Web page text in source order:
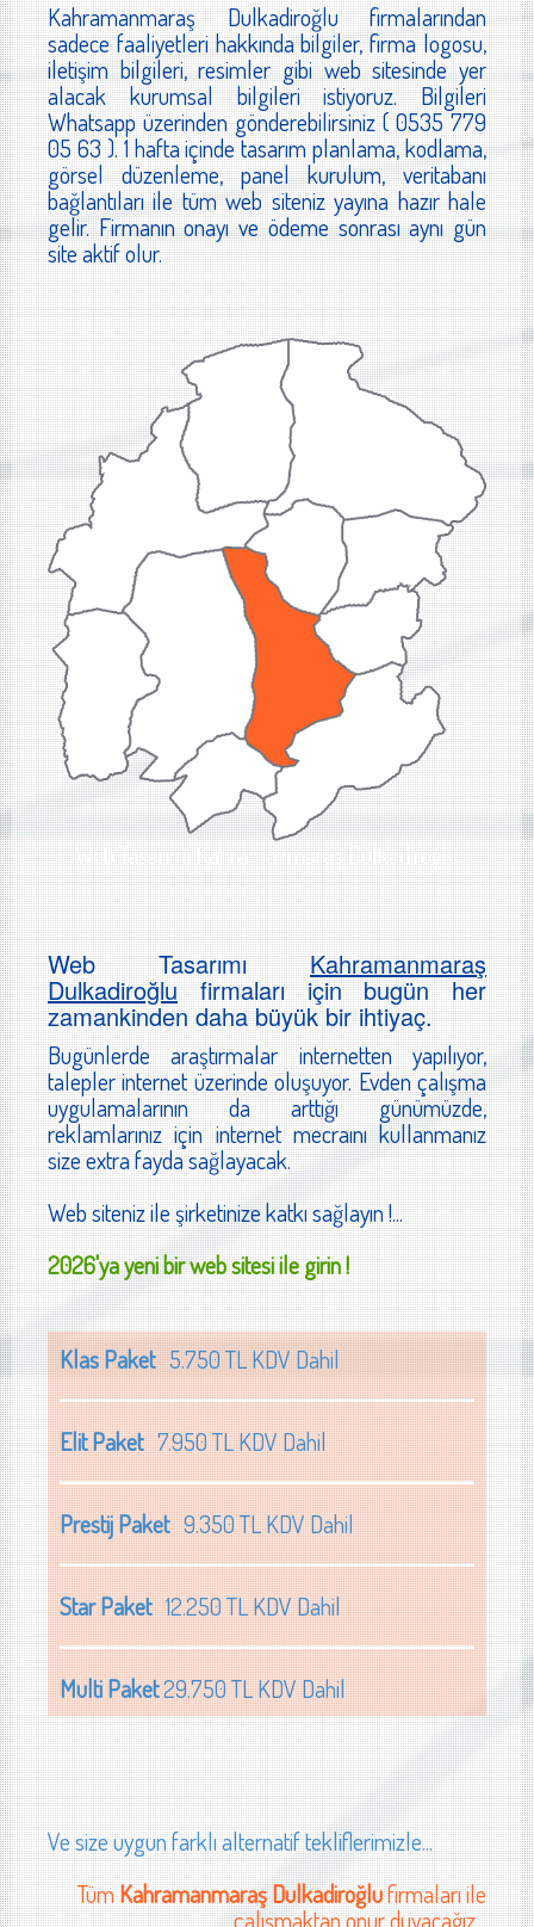
Kahramanmaraş Dulkadiroğlu firmalarından
sadece faaliyetleri hakkında bilgiler, firma logosu,
iletişim bilgileri, resimler gibi web sitesinde yer
alacak kurumsal bilgileri istiyoruz. Bilgileri
Whatsapp üzerinden gönderebilirsiniz ( 0535 779
05 63 ). 1 hafta içinde tasarım planlama, kodlama,
görsel düzenleme, panel kurulum, veritabanı
bağlantıları ile tüm web siteniz yayına hazır hale
gelir. Firmanın onayı ve ödeme sonrası aynı gün
site aktif olur.
Web Tasarımı Kahramanmaraş Dulkadiroğlu
Web TasarımıKahramanmaraş
Dulkadiroğlufirmaları için bugün her
zamankinden daha büyük bir ihtiyaç.
Bugünlerde araştırmalar internetten yapılıyor,
talepler internet üzerinde oluşuyor. Evden çalışma
uygulamalarının da arttığı günümüzde,
reklamlarınız için internet mecraını kullanmanız
size extra fayda sağlayacak.
Web siteniz ile şirketinize katkı sağlayın !...
2026'ya yeni bir web sitesi ile girin !
Klas Paket5.750 TL KDV Dahil
Elit Paket7.950 TL KDV Dahil
Prestij Paket9.350 TL KDV Dahil
Star Paket12.250 TL KDV Dahil
Multi Paket29.750 TL KDV Dahil
Ve size uygun farklı alternatif tekliflerimizle...
TümKahramanmaraş Dulkadiroğlufirmaları ile
çalışmaktan onur duyacağız...